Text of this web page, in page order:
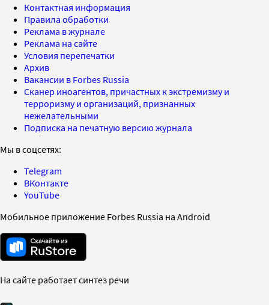
Контактная информация
Правила обработки
Реклама в журнале
Реклама на сайте
Условия перепечатки
Архив
Вакансии в Forbes Russia
Сканер иноагентов, причастных к экстремизму и
терроризму и организаций, признанных
нежелательными
Подписка на печатную версию журнала
Мы в соцсетях:
Telegram
ВКонтакте
YouTube
Мобильное приложение Forbes Russia на Android
На сайте работает синтез речи